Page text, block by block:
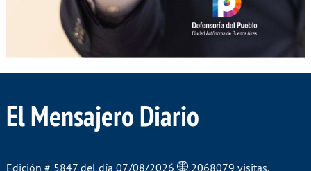
El Mensajero Diario
Edición # 5847 del día 07/08/2026 2068079 visitas.